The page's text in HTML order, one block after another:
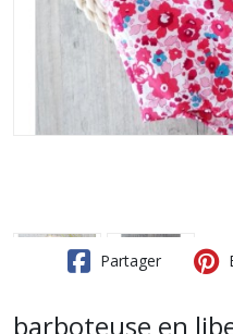
Partager
barboteuse en